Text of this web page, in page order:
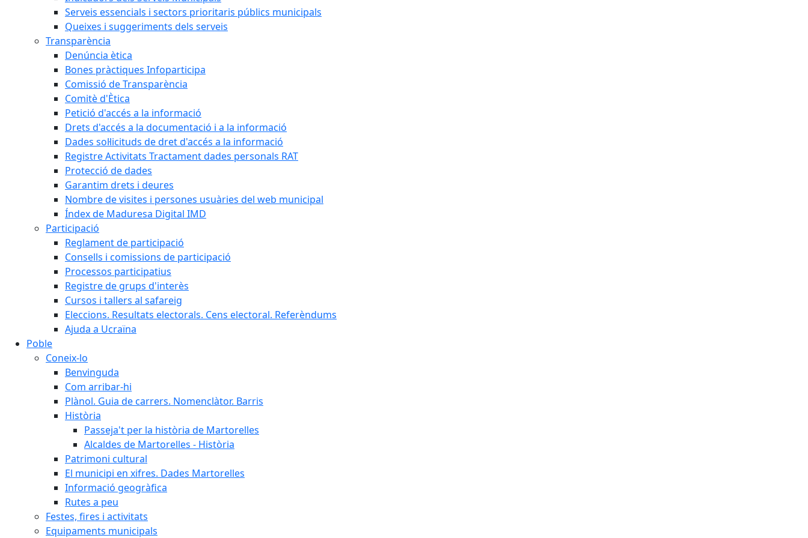
Serveis essencials i sectors prioritaris públics municipals
Queixes i suggeriments dels serveis
Transparència
Denúncia ètica
Bones pràctiques Infoparticipa
Comissió de Transparència
Comitè d'Ètica
Petició d'accés a la informació
Drets d'accés a la documentació i a la informació
Dades sol·licituds de dret d'accés a la informació
Registre Activitats Tractament dades personals RAT
Protecció de dades
Garantim drets i deures
Nombre de visites i persones usuàries del web municipal
Índex de Maduresa Digital IMD
Participació
Reglament de participació
Consells i comissions de participació
Processos participatius
Registre de grups d'interès
Cursos i tallers al safareig
Eleccions. Resultats electorals. Cens electoral. Referèndums
Ajuda a Ucraïna
Poble
Coneix-lo
Benvinguda
Com arribar-hi
Plànol. Guia de carrers. Nomenclàtor. Barris
Història
Passeja't per la història de Martorelles
Alcaldes de Martorelles - Història
Patrimoni cultural
El municipi en xifres. Dades Martorelles
Informació geogràfica
Rutes a peu
Festes, fires i activitats
Equipaments municipals